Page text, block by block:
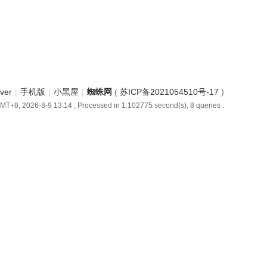
| 手机版 | 小黑屋 | 蜘蛛网 ( 苏ICP备2021054510号-17 )
2026-8-9 13:14 , Processed in 1.102775 second(s), 8 queries .